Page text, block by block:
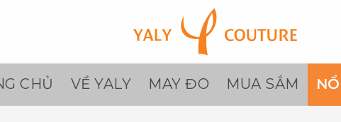
CHỦ VỀ YALY MAY ĐO MUA SẮM